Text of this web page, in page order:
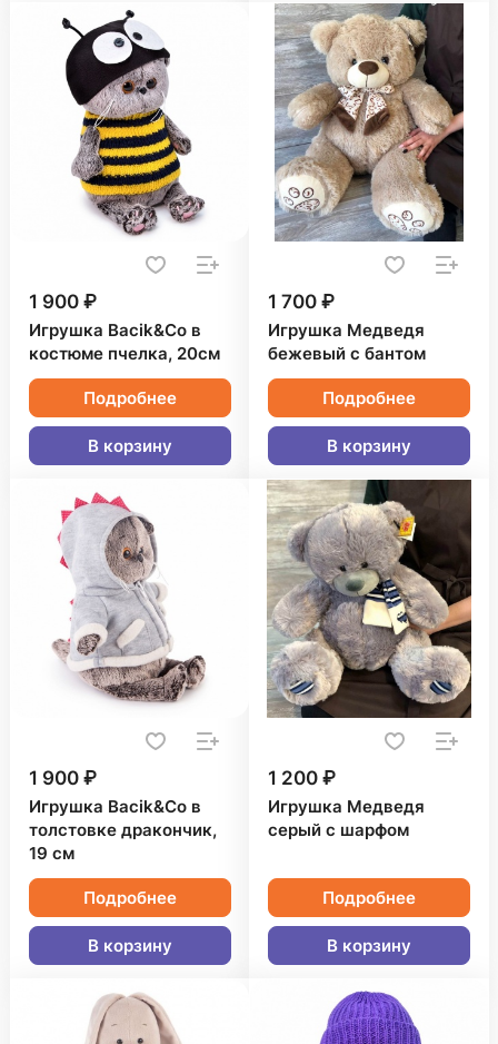
1 900 ₽
Игрушка Bacik&Co в
костюме пчелка, 20см
Подробнее
В корзину
1 700 ₽
Игрушка Медведя
бежевый с бантом
Подробнее
В корзину
1 900 ₽
Игрушка Bacik&Co в
толстовке дракончик,
19 см
Подробнее
В корзину
1 200 ₽
Игрушка Медведя
серый с шарфом
Подробнее
В корзину